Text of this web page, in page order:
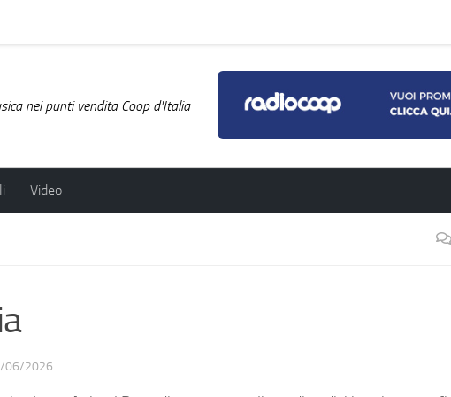
nei punti vendita Coop d'Italia
Video
06/2026